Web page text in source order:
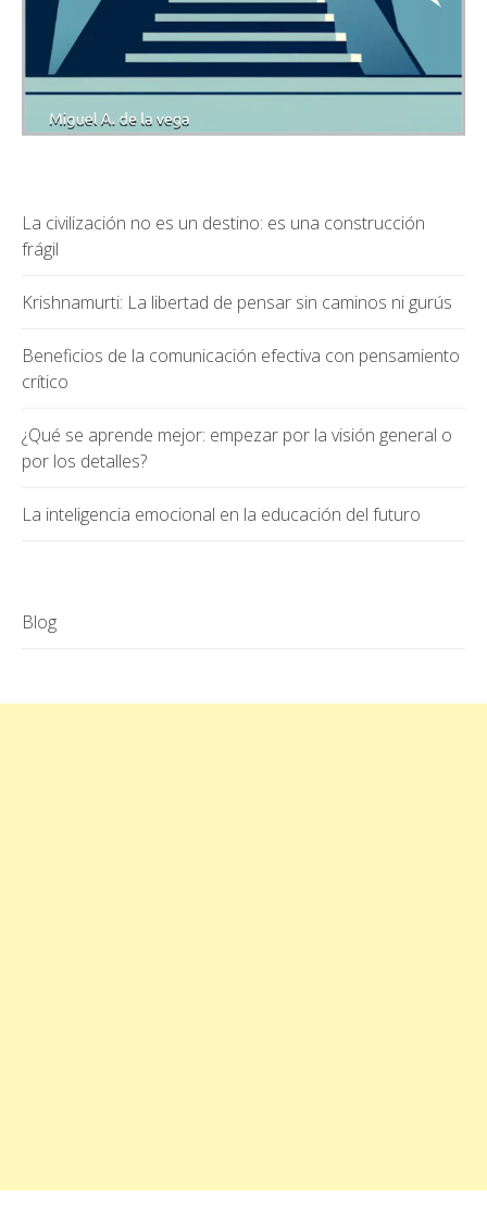
La civilización no es un destino: es una construcción
frágil
Krishnamurti: La libertad de pensar sin caminos ni gurús
Beneficios de la comunicación efectiva con pensamiento
crítico
¿Qué se aprende mejor: empezar por la visión general o
por los detalles?
La inteligencia emocional en la educación del futuro
Blog